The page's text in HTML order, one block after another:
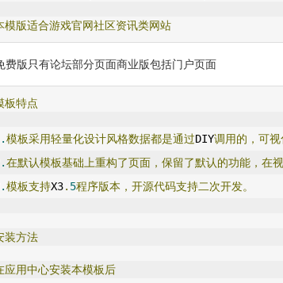
模版适合游戏官网社区资讯类网站
费版只有论坛部分页面商业版包括门户页面
板特点
模板采用轻量化设计风格数据都是通过DIY调用的，可视
在默认模板基础上重构了页面，保留了默认的功能，在
模板支持X3. 5程序版本，开源代码支持二次开发。
装方法
应用中心安装本模板后